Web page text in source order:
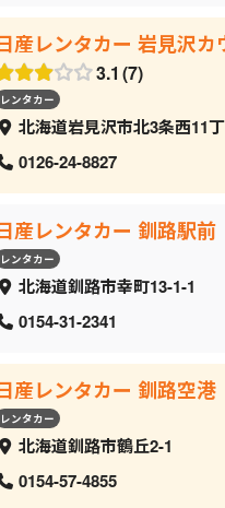
産レンタカー 岩見沢カ
3.1 7
レンタカー
北海道岩見沢市北3条西11
0126-24-8827
産レンタカー 釧路駅前
レンタカー
北海道釧路市幸町13-1-1
0154-31-2341
産レンタカー 釧路空港
レンタカー
北海道釧路市鶴丘2-1
0154-57-4855